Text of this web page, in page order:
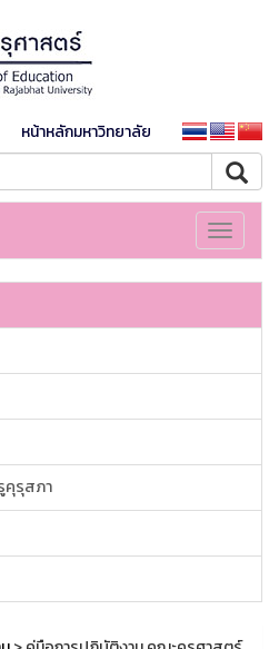
หน้าหลักมหาวิทยาลัย
Toggle
คุรุสภา